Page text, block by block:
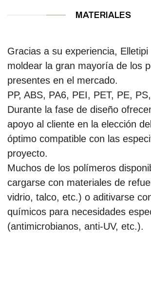
MATERIALES
Gracias a su experiencia,
moldear la gran mayoría de los
presentes en el mercado.
PP, ABS, PA6, PEI, PET, PE,
Durante la fase de diseño
apoyo al cliente en la elección
óptimo compatible con las
proyecto.
Muchos de los polímeros
cargarse con materiales de
vidrio, talco, etc.) o aditivarse
químicos para necesidades
(antimicrobianos, anti-UV, etc.).